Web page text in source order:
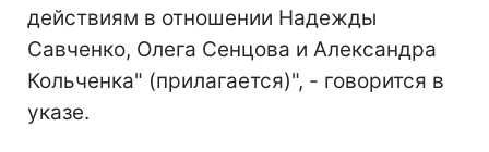
действиям в отношении Надежды
Савченко, Олега Сенцова и Александра
Кольченка" (прилагается)", - говорится в
указе.